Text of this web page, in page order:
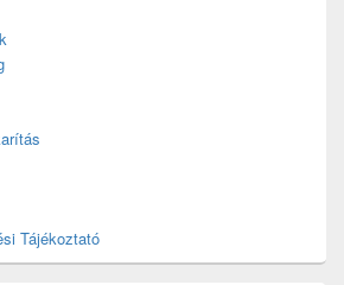
Tájékoztató